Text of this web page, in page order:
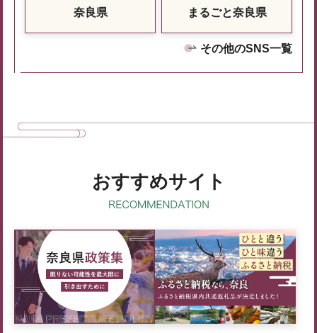
奈良県 まるごと奈良県
その他のSNS一覧
おすすめサイト